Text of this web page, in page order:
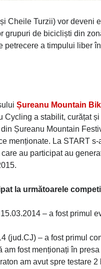
Cheile Turzii) vor deveni
grupuri de bicicliști din
petrecere a timpului liber
Șureanu Mountain
a stabilit, curățat
Șureanu Mountain
menționate. La START
au participat au
la următoarele
– a fost primul
(jud.CJ) – a fost primul
am fost menționați în
am avut spre testare